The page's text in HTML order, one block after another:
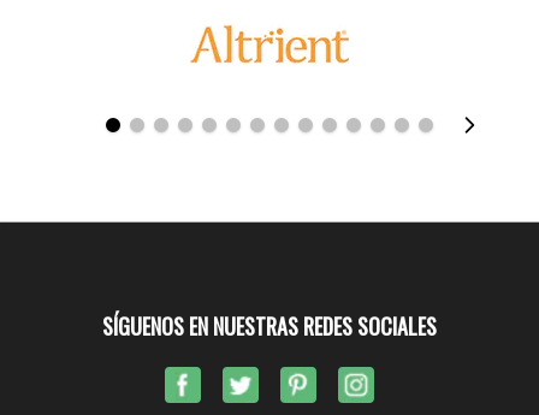
SÍGUENOS EN NUESTRAS REDES SOCIALES